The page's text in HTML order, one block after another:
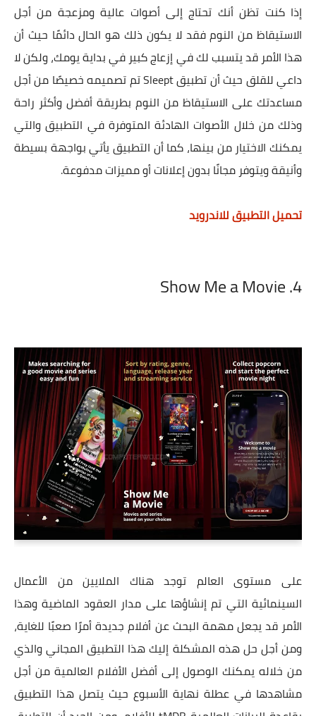
إذا كنت تظن أنك تحتاج إلى أصوات عالية ومزعجة من أجل
الاستيقاظ من النوم فقد لا يكون ذلك هو الحال دائمًا حيث أن
هذا الأمر قد يتسبب لك في إزعاج كبير في بداية يومك، ولكن لا
داعي للقلق حيث أن تطبيق Sleept تم تصميمه خصيصًا من أجل
مساعدتك على الاستيقاظ من النوم بطريقة أفضل وأكثر راحة
وذلك من خلال الأصوات الهادئة المتوفرة في التطبيق والتي
يمكنك الاختيار من بينها، كما أن التطبيق يأتي بواجهة بسيطة
وأنيقة ويتوفر مجانًا بدون إعلانات أو مميزات مدفوعة.
تحميل التطبيق للاندرويد
4. Show Me a Movie‏
على مستوى العالم توجد هناك الملايين من الأعمال
السينمائية التي تم إنشاؤها على مدار العقود الماضية وهذا
الأمر قد يجعل مهمة البحث عن أفلام جديدة أمرًا صعبًا للغاية،
ومن أجل حل هذه المشكلة إليك هذا التطبيق المجاني والذي
من خلاله يمكنك الوصول إلى أفضل الأفلام العالمية من أجل
مشاهدها في عطلة نهاية الأسبوع حيث يتصل هذا التطبيق